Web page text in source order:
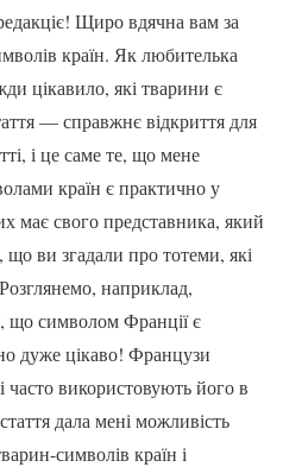
Щиро вдячна вам за
країн. Як любителька
цікавило, які тварини є
— справжнє відкриття для
і це саме те, що мене
країн є практично у
має свого представника, який
ви згадали про тотеми, які
наприклад,
що символом Франції є
дуже цікаво! Французи
використовують його в
дала мені можливість
символів країн і